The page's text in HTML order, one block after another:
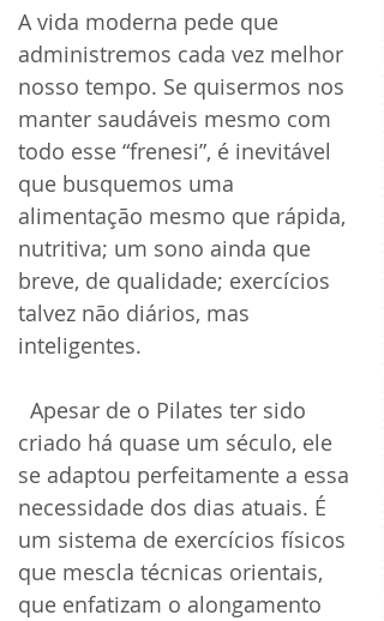
A vida moderna pede que
administremos cada vez melhor
nosso tempo. Se quisermos nos
manter saudáveis mesmo com
todo esse “frenesi”, é inevitável
que busquemos uma
alimentação mesmo que rápida,
nutritiva; um sono ainda que
breve, de qualidade; exercícios
talvez não diários, mas
inteligentes.
criado há quase um século, ele
se adaptou perfeitamente a essa
necessidade dos dias atuais. É
um sistema de exercícios físicos
que mescla técnicas orientais,
que enfatizam o alongamento